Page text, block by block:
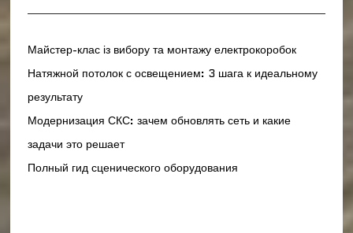
Майстер-клас із вибору та монтажу електрокоробок
Натяжной потолок с освещением: 3 шага к идеальному
результату
Модернизация СКС: зачем обновлять сеть и какие
задачи это решает
Полный гид сценического оборудования